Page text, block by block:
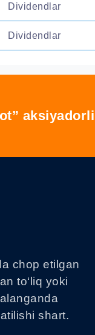
Dividendlar
Dividendlar
chop etilgan
to‘liq yoki
shart.